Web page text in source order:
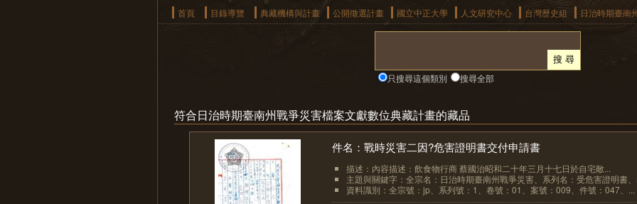
首頁 目錄導覽 典藏機構與計畫 公開徵選計畫 國立中正大學 人文研究中心 台灣歷史組 日治時期臺南
只搜尋這個類別 搜尋全部
符合日治時期臺南州戰爭災害檔案文獻數位典藏計畫的藏品
件名：戰時災害二因?危害證明書交付申請書
描述：內容描述：飲食物行商 蔡國治昭和二十年三月十七日於自宅敵...
主題與關鍵字：全宗名：日治時期臺南州戰爭災害、系列名：受危害證明書
資料識別：全宗號：jp、系列號：1、卷號：01、案號：009、件號：047、...